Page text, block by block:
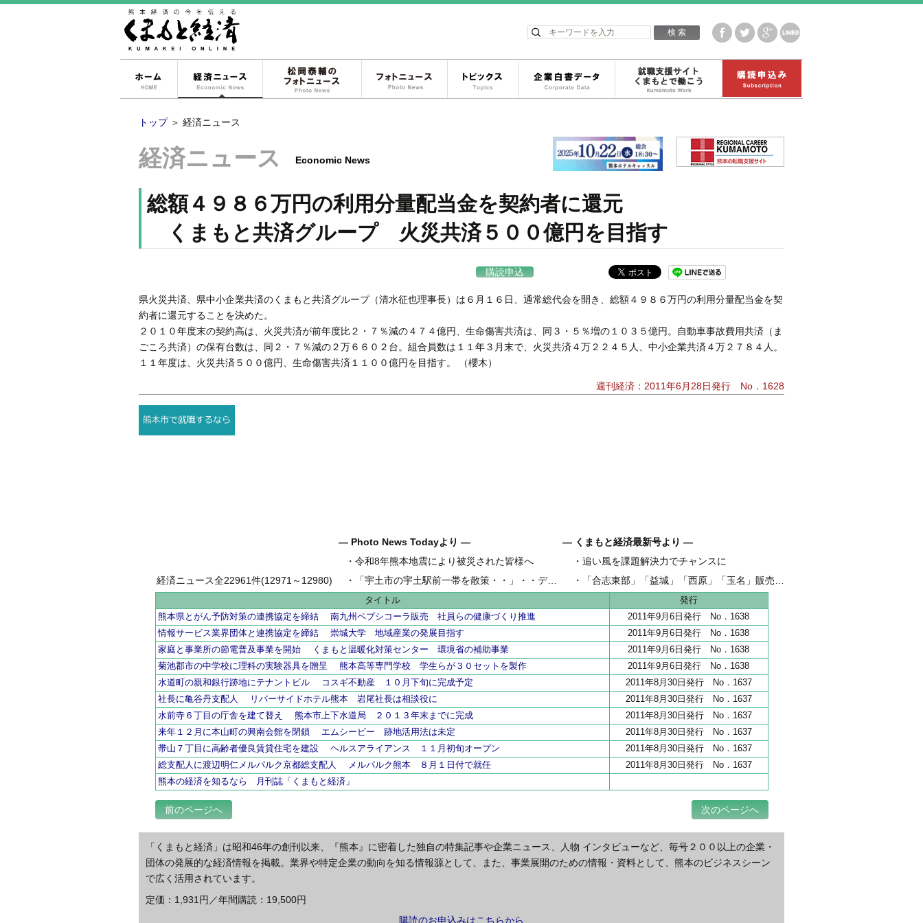
経済ニュース 企業白書データ
トップ ＞ 経済ニュース
経済ニュース Economic News
総額４９８６万円の利用分量配当金を契約者に還元
くまもと共済グループ 火災共済５００億円を目指す
購読申込
県火災共済、県中小企業共済のくまもと共済グループ（清水征也理事長）は６月１６日、通常総代会を開き、総額４９８６万円の利用分量配当金を契
約者に還元することを決めた。
２０１０年度末の契約高は、火災共済が前年度比２・７％減の４７４億円、生命傷害共済は、同３・５％増の１０３５億円。自動車事故費用共済（ま
ごころ共済）の保有台数は、同２・７％減の２万６６０２台。組合員数は１１年３月末で、火災共済４万２２４５人、中小企業共済４万２７８４人。
１１年度は、火災共済５００億円、生命傷害共済１１００億円を目指す。 （櫻木）
週刊経済：2011年6月28日発行 No．1628
― Photo News Todayより ―
・令和8年熊本地震により被災された皆様へ
・
「宇土市の宇土駅前一帯を散策・・」・・デジカメ松岡の昼散策
― くまもと経済最新号より ―
・追い風を課題解決力でチャンスに
県内地域金融 伴走支援強化し、新たな資金需要を開拓
・
「合志東部」「益城」「西原」「玉名」販売好調
県内工業団地 全206haうち65haが分譲開始
経済ニュース全22961件(12971～12980)
タイトル
発行
熊本県とがん予防対策の連携協定を締結 南九州ペプシコーラ販売 社員らの健康づくり推進
2011年9月6日発行 No．1638
情報サービス業界団体と連携協定を締結 崇城大学 地域産業の発展目指す
2011年9月6日発行 No．1638
家庭と事業所の節電普及事業を開始 くまもと温暖化対策センター 環境省の補助事業
2011年9月6日発行 No．1638
菊池郡市の中学校に理科の実験器具を贈呈 熊本高等専門学校 学生らが３０セットを製作
2011年9月6日発行 No．1638
水道町の親和銀行跡地にテナントビル コスギ不動産 １０月下旬に完成予定
2011年8月30日発行 No．1637
社長に亀谷丹支配人 リバーサイドホテル熊本 岩尾社長は相談役に
2011年8月30日発行 No．1637
水前寺６丁目の庁舎を建て替え 熊本市上下水道局 ２０１３年末までに完成
2011年8月30日発行 No．1637
来年１２月に本山町の興南会館を閉鎖 エムシービー 跡地活用法は未定
2011年8月30日発行 No．1637
帯山７丁目に高齢者優良賃貸住宅を建設 ヘルスアライアンス １１月初旬オープン
2011年8月30日発行 No．1637
総支配人に渡辺明仁メルパルク京都総支配人 メルパルク熊本 ８月１日付で就任
2011年8月30日発行 No．1637
熊本の経済を知るなら 月刊誌「くまもと経済」
前のページへ 次のページへ
「くまもと経済」は昭和46年の創刊以来、『熊本』に密着した独自の特集記事や企業ニュース、人物 インタビューなど、毎号２００以上の企業・
団体の発展的な経済情報を掲載。業界や特定企業の動向を知る情報源として、また、事業展開のための情報・資料として、熊本のビジネスシーン
で広く活用されています。
定価：1,931円／年間購読：19,500円
購読のお申込みはこちらから